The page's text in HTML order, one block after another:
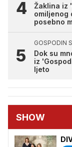
Žaklina iz
omiljenog
posebno
GOSPODIN
Dok su
iz
ljeto
SHOW